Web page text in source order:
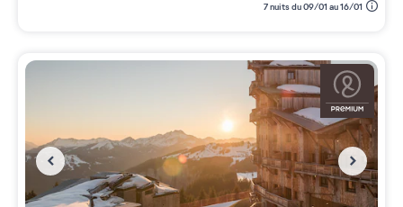
7 nuits du 09/01 au 16/01